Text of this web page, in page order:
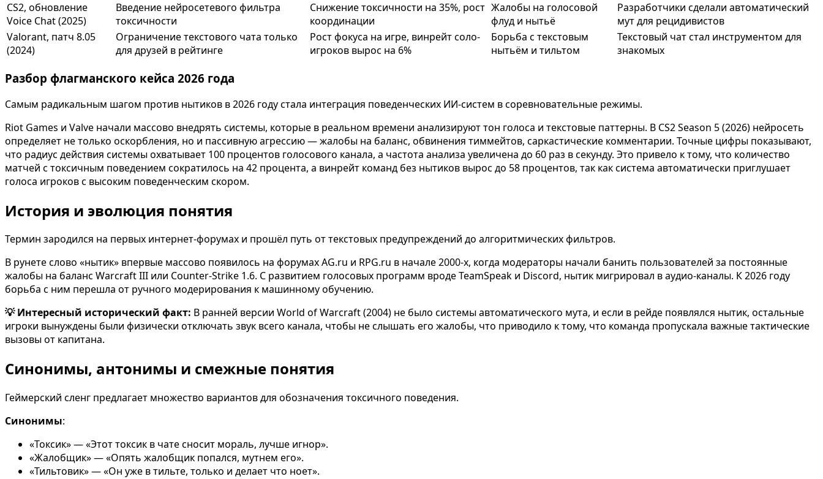
CS2, обновление
Voice Chat (2025)
Введение нейросетевого фильтра
токсичности
Снижение токсичности на 35%, рост
координации
Жалобы на голосовой
флуд и нытьё
Разработчики сделали автоматический
мут для рецидивистов
Valorant, патч 8.05
(2024)
Ограничение текстового чата только
для друзей в рейтинге
Рост фокуса на игре, винрейт соло-
игроков вырос на 6%
Борьба с текстовым
нытьём и тильтом
Текстовый чат стал инструментом для
знакомых
Разбор флагманского кейса 2026 года
Самым радикальным шагом против нытиков в 2026 году стала интеграция поведенческих ИИ-систем в соревновательные режимы.
Riot Games и Valve начали массово внедрять системы, которые в реальном времени анализируют тон голоса и текстовые паттерны. В CS2 Season 5 (2026) нейросеть
определяет не только оскорбления, но и пассивную агрессию — жалобы на баланс, обвинения тиммейтов, саркастические комментарии. Точные цифры показывают,
что радиус действия системы охватывает 100 процентов голосового канала, а частота анализа увеличена до 60 раз в секунду. Это привело к тому, что количество
матчей с токсичным поведением сократилось на 42 процента, а винрейт команд без нытиков вырос до 58 процентов, так как система автоматически приглушает
голоса игроков с высоким поведенческим скором.
История и эволюция понятия
Термин зародился на первых интернет-форумах и прошёл путь от текстовых предупреждений до алгоритмических фильтров.
В рунете слово «нытик» впервые массово появилось на форумах AG.ru и RPG.ru в начале 2000-х, когда модераторы начали банить пользователей за постоянные
жалобы на баланс Warcraft III или Counter-Strike 1.6. С развитием голосовых программ вроде TeamSpeak и Discord, нытик мигрировал в аудио-каналы. К 2026 году
борьба с ним перешла от ручного модерирования к машинному обучению.
💡 Интересный исторический факт: В ранней версии World of Warcraft (2004) не было системы автоматического мута, и если в рейде появлялся нытик, остальные
игроки вынуждены были физически отключать звук всего канала, чтобы не слышать его жалобы, что приводило к тому, что команда пропускала важные тактические
вызовы от капитана.
Синонимы, антонимы и смежные понятия
Геймерский сленг предлагает множество вариантов для обозначения токсичного поведения.
Синонимы:
«Токсик» — «Этот токсик в чате сносит мораль, лучше игнор».
«Жалобщик» — «Опять жалобщик попался, мутнем его».
«Тильтовик» — «Он уже в тильте, только и делает что ноет».